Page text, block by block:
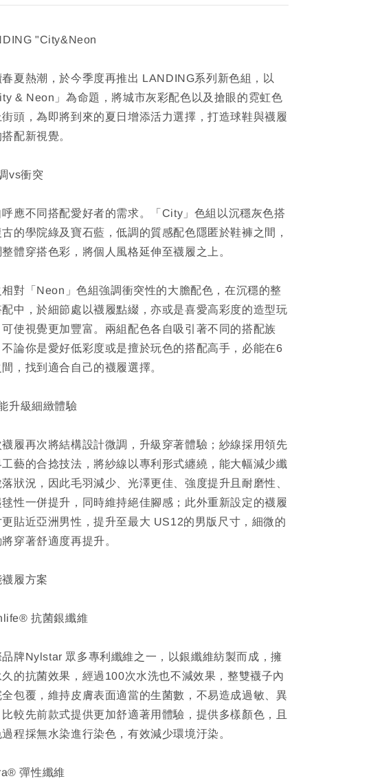
"City&Neon
春夏熱潮，於今季度再推出 LANDING系列新色組，以
& Neon」為命題，將城市灰彩配色以及搶眼的霓虹色
街頭，為即將到來的夏日增添活力選擇，打造球鞋與襪履
配新視覺。
vs衝突
呼應不同搭配愛好者的需求。「City」色組以沉穩灰色搭
的學院綠及寶石藍，低調的質感配色隱匿於鞋褲之間，
體穿搭色彩，將個人風格延伸至襪履之上。
相對「Neon」色組強調衝突性的大膽配色，在沉穩的整
配中，於細節處以襪履點綴，亦或是喜愛高彩度的造型玩
可使視覺更加豐富。兩組配色各自吸引著不同的搭配族
不論你是愛好低彩度或是擅於玩色的搭配高手，必能在6
，找到適合自己的襪履選擇。
升級細緻體驗
襪履再次將結構設計微調，升級穿著體驗；紗線採用領先
工藝的合捻技法，將紗線以專利形式纏繞，能大幅減少纖
狀況，因此毛羽減少、光澤更佳、強度提升且耐磨性、
毬性一併提升，同時維持絕佳腳感；此外重新設定的襪履
更貼近亞洲男性，提升至最大 US12的男版尺寸，細微的
穿著舒適度再提升。
履方案
抗菌銀纖維
品牌Nylstar 眾多專利纖維之一，以銀纖維紡製而成，擁
久的抗菌效果，經過100次水洗也不減效果，整雙襪子內
全包覆，維持皮膚表面適當的生菌數，不易造成過敏、異
比較先前款式提供更加舒適著用體驗，提供多樣顏色，且
程採無水染進行染色，有效減少環境汙染。
彈性纖維